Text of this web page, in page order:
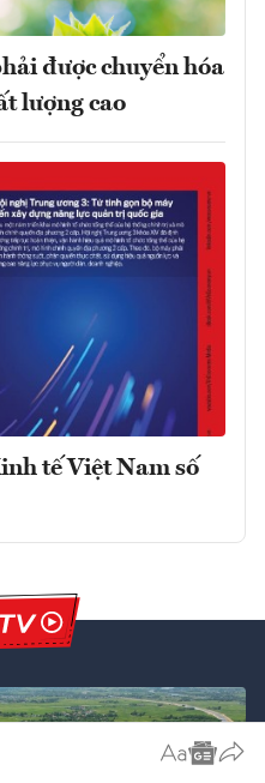
được chuyển hóa
lượng cao
tế Việt Nam số